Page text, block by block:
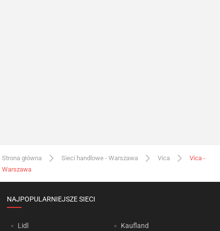
Strona główna Sieci handlowe - Warszawa Vica
Vica -
Warszawa
NAJPOPULARNIEJSZE SIECI
Lidl Kaufland